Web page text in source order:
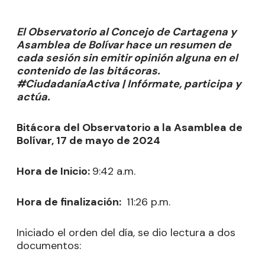
El Observatorio al Concejo de Cartagena y
Asamblea de Bolívar hace un resumen de
cada sesión sin emitir opinión alguna en el
contenido de las bitácoras.
#CiudadaníaActiva | Infórmate, participa y
actúa.
Bitácora del Observatorio a la Asamblea de
Bolívar, 17 de mayo de 2024
Hora de Inicio: 9:42 a.m.
Hora de finalización: 11:26 p.m.
Iniciado el orden del día, se dio lectura a dos
documentos: